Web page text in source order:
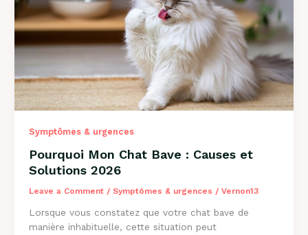
et
Solutions
[2026]
Symptômes & urgences
Pourquoi Mon Chat Bave : Causes et
Solutions 2026
Leave a Comment / Symptômes & urgences / Vernon13
Lorsque vous constatez que votre chat bave de
manière inhabituelle, cette situation peut